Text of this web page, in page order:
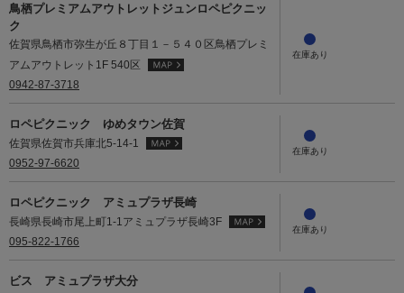
鳥栖プレミアムアウトレットジュンロペピクニッ
ク
佐賀県鳥栖市弥生が丘８丁目１－５４０区鳥栖プレミ
アムアウトレット1F 540区
0942-87-3718
ロペピクニック ゆめタウン佐賀
佐賀県佐賀市兵庫北5-14-1
0952-97-6620
ロペピクニック アミュプラザ長崎
長崎県長崎市尾上町1-1アミュプラザ長崎3F
095-822-1766
ビス アミュプラザ大分